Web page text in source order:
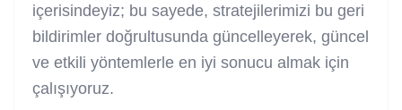
içerisindeyiz; bu sayede, stratejilerimizi bu geri
bildirimler doğrultusunda güncelleyerek, güncel
ve etkili yöntemlerle en iyi sonucu almak için
çalışıyoruz.